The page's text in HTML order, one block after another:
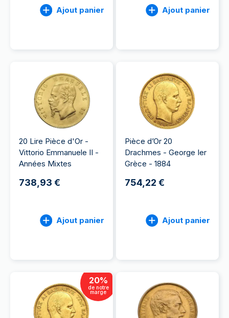
Ajout panier Ajout panier
20 Lire Pièce d'Or -
Vittorio Emmanuele II -
Années Mixtes
738,93 €
Ajout panier
Pièce d’Or 20
Drachmes - George Ier
Grèce - 1884
754,22 €
Ajout panier
20%
de notre
marge